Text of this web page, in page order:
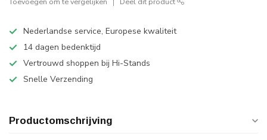
Nederlandse service, Europese kwaliteit
14 dagen bedenktijd
Vertrouwd shoppen bij Hi-Stands
Snelle Verzending
Productomschrijving